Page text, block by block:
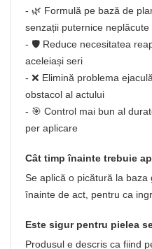
- 🌿 Formulă pe bază de
senzații puternice neplăcute
- 🛡️ Reduce necesitatea
aceleiași seri
- ❌ Elimină problema
obstacol al actului
- 🎯 Control mai bun al
per aplicare
Cât timp înainte trebuie
Se aplică o picătură la
înainte de act, pentru ca
Este sigur pentru pielea
Produsul e descris ca fiind